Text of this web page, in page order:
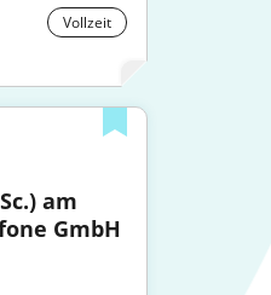
Vollzeit
am
GmbH